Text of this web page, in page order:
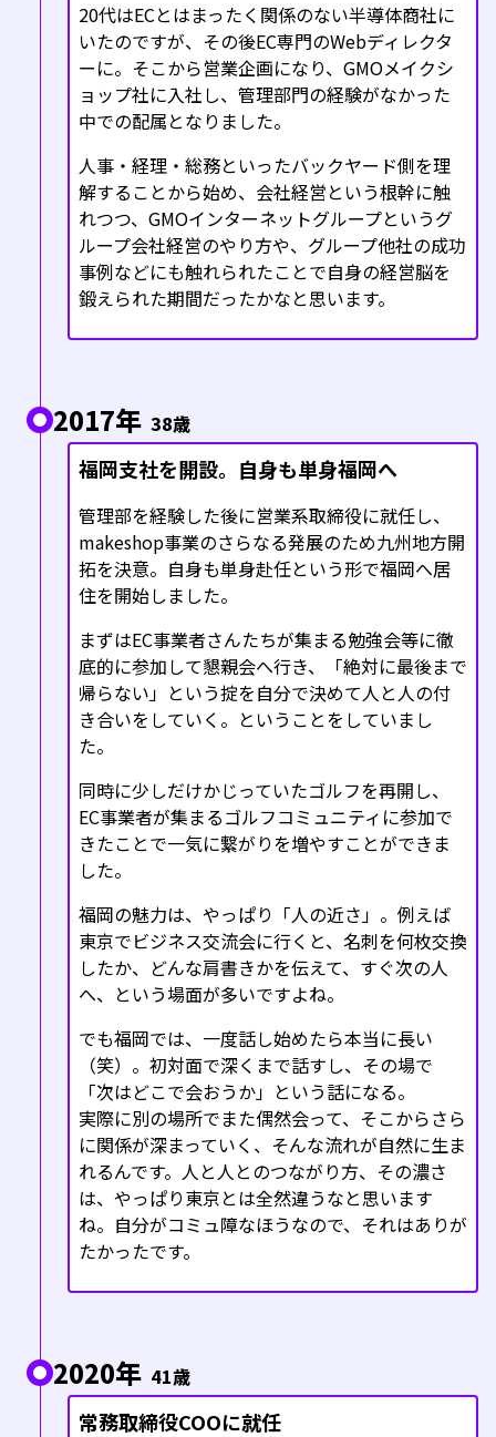
20代はECとはまったく関係のない半導体商社に
いたのですが、その後EC専門のWebディレクタ
ーに。そこから営業企画になり、GMOメイクシ
ョップ社に入社し、管理部門の経験がなかった
中での配属となりました。
人事・経理・総務といったバックヤード側を理
解することから始め、会社経営という根幹に触
れつつ、GMOインターネットグループというグ
ループ会社経営のやり方や、グループ他社の成功
事例などにも触れられたことで自身の経営脳を
鍛えられた期間だったかなと思います。
2017年 38歳
福岡支社を開設。自身も単身福岡へ
管理部を経験した後に営業系取締役に就任し、
makeshop事業のさらなる発展のため九州地方開
拓を決意。自身も単身赴任という形で福岡へ居
住を開始しました。
まずはEC事業者さんたちが集まる勉強会等に徹
底的に参加して懇親会へ行き、「絶対に最後まで
帰らない」という掟を自分で決めて人と人の付
き合いをしていく。ということをしていまし
た。
同時に少しだけかじっていたゴルフを再開し、
EC事業者が集まるゴルフコミュニティに参加で
きたことで一気に繋がりを増やすことができま
した。
福岡の魅力は、やっぱり「人の近さ」。例えば
東京でビジネス交流会に行くと、名刺を何枚交換
したか、どんな肩書きかを伝えて、すぐ次の人
へ、という場面が多いですよね。
でも福岡では、一度話し始めたら本当に長い
（笑）。初対面で深くまで話すし、その場で
「次はどこで会おうか」という話になる。
実際に別の場所でまた偶然会って、そこからさら
に関係が深まっていく、そんな流れが自然に生ま
れるんです。人と人とのつながり方、その濃さ
は、やっぱり東京とは全然違うなと思います
ね。自分がコミュ障なほうなので、それはありが
たかったです。
2020年 41歳
常務取締役COOに就任